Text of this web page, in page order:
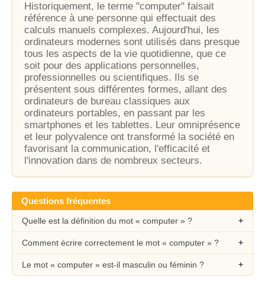
Historiquement, le terme "computer" faisait
référence à une personne qui effectuait des
calculs manuels complexes. Aujourd'hui, les
ordinateurs modernes sont utilisés dans presque
tous les aspects de la vie quotidienne, que ce
soit pour des applications personnelles,
professionnelles ou scientifiques. Ils se
présentent sous différentes formes, allant des
ordinateurs de bureau classiques aux
ordinateurs portables, en passant par les
smartphones et les tablettes. Leur omniprésence
et leur polyvalence ont transformé la société en
favorisant la communication, l'efficacité et
l'innovation dans de nombreux secteurs.
Questions fréquentes
Quelle est la définition du mot « computer » ?
Comment écrire correctement le mot « computer » ?
Le mot « computer » est-il masculin ou féminin ?